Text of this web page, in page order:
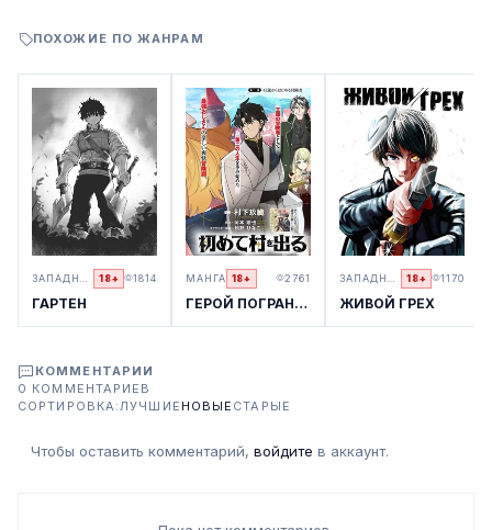
ПОХОЖИЕ ПО ЖАНРАМ
ЗАПАДНЫЙ КОМИКС 18+ 1814
ГАРТЕН
МАНГА 18+ 2761
ГЕРОЙ ПОГРАНИЧНОЙ ДЕРЕВНИ В 42 ГОДА ВПЕРВЫЕ ПОКИДАЕТ ДЕРЕВНЮ
ЗАПАДНЫЙ КОМИКС 18+ 1170
ЖИВОЙ ГРЕХ
КОММЕНТАРИИ
0 КОММЕНТАРИЕВ
СОРТИРОВКА: ЛУЧШИЕ НОВЫЕ СТАРЫЕ
Чтобы оставить комментарий, войдите в аккаунт.